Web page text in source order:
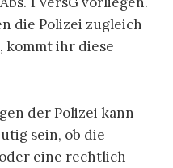
die Polizei zugleich
kommt ihr diese
der Polizei kann
sein, ob die
eine rechtlich